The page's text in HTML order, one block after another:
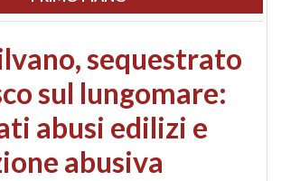
sequestrato
sul lungomare:
abusi edilizi e
abusiva